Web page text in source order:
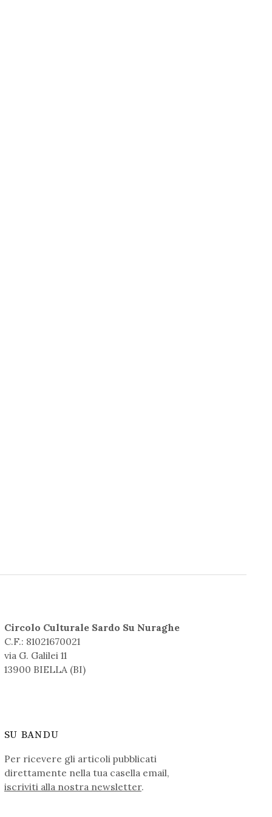
Circolo Culturale Sardo Su Nuraghe
C.F.: 81021670021
via G. Galilei 11
13900 BIELLA (BI)
SU BANDU
Per ricevere gli articoli pubblicati
direttamente nella tua casella email,
iscriviti alla nostra newsletter.